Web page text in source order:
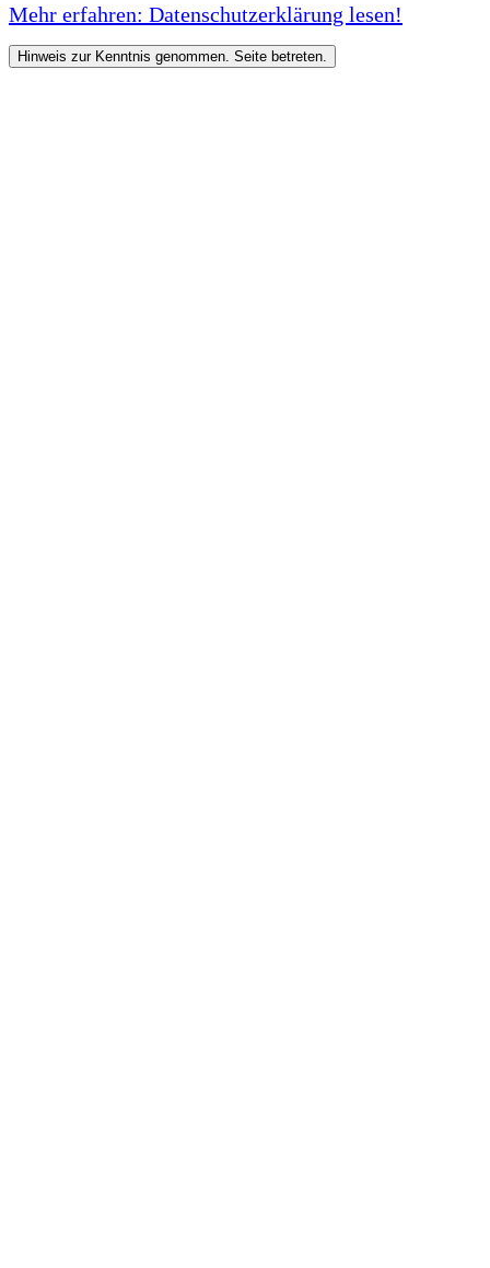
Mehr erfahren: Datenschutzerklärung lesen!
Hinweis zur Kenntnis genommen. Seite betreten.